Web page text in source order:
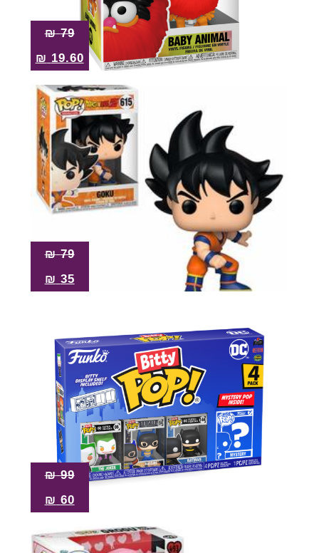
79
₪
19.60
₪
79
₪
35
₪
99
₪
60
₪